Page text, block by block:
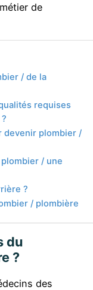
de
/ de la
requises
devenir plombier /
/ une
?
/ plombière
du
?
des